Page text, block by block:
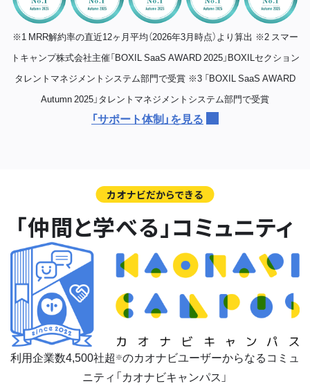
※1 MRR解約率の直近12ヶ月平均（2026年3月時点）より算出 ※2 スマー
トキャンプ株式会社主催「BOXIL SaaS AWARD 2025」BOXILセクション
タレントマネジメントシステム部門で受賞 ※3 「BOXIL SaaS AWARD
Autumn 2025」タレントマネジメントシステム部門で受賞
「サポート体制」を見る
カオナビだからできる
「仲間と学べる」コミュニティ
利用企業数4,500社超 ※のカオナビユーザーからなるコミュ
ニティ「カオナビキャンパス」